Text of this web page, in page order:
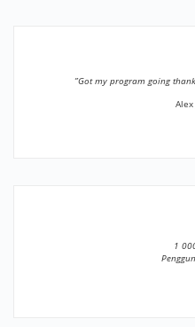
”Got my program going
Alex
1